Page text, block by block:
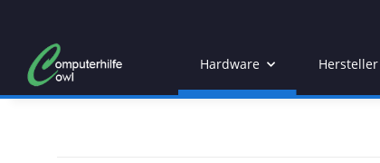
Hardware Hersteller